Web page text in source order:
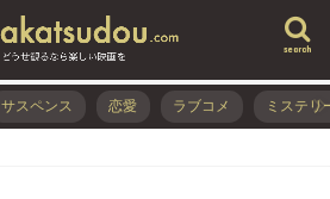
search
サスペンス 恋愛 ラブコメ ミステリ